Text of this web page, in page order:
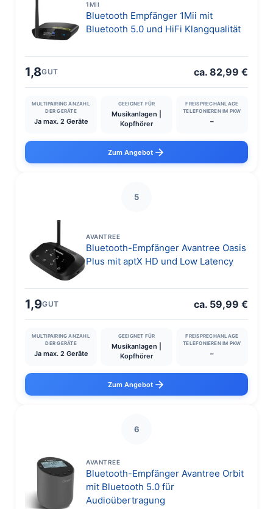
1MII
Bluetooth Empfänger 1Mii mit
Bluetooth 5.0 und HiFi Klangqualität
1,8GUT ca. 82,99 €
MULTIPAIRING ANZAHL
DER GERÄTE
Ja max. 2 Geräte
GEEIGNET FÜR
Musikanlagen |
Kopfhörer
FREISPRECHANLAGE
TELEFONIEREN IM PKW
–
Zum Angebot
5
AVANTREE
Bluetooth-Empfänger Avantree Oasis
Plus mit aptX HD und Low Latency
1,9GUT ca. 59,99 €
MULTIPAIRING ANZAHL
DER GERÄTE
Ja max. 2 Geräte
GEEIGNET FÜR
Musikanlagen |
Kopfhörer
FREISPRECHANLAGE
TELEFONIEREN IM PKW
–
Zum Angebot
6
AVANTREE
Bluetooth-Empfänger Avantree Orbit
mit Bluetooth 5.0 für
Audioübertragung